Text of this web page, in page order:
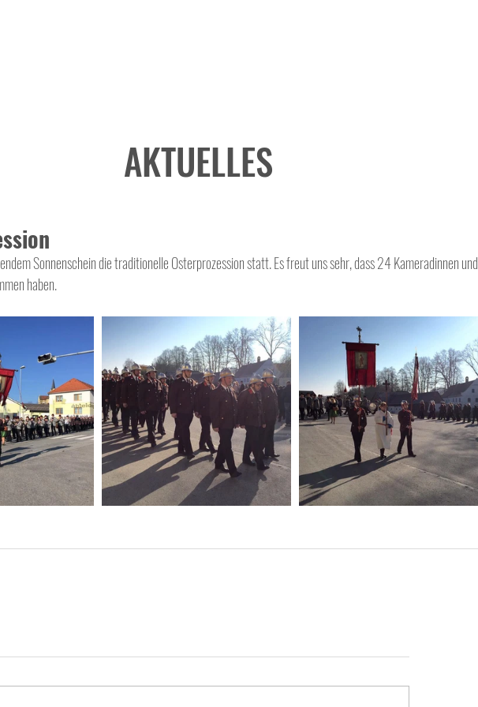
AKTUELLES
Sonnenschein die traditionelle Osterprozession statt. Es freut uns sehr, dass 24 Kameradinnen und
haben.